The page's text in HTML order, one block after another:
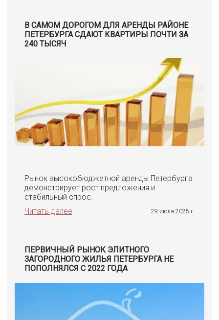
В САМОМ ДОРОГОМ ДЛЯ АРЕНДЫ РАЙОНЕ
ПЕТЕРБУРГА СДАЮТ КВАРТИРЫ ПОЧТИ ЗА
240 ТЫСЯЧ
Рынок высокобюджетной аренды Петербурга
демонстрирует рост предложения и
стабильный спрос.
Читать далее
29 июля 2025 г.
ПЕРВИЧНЫЙ РЫНОК ЭЛИТНОГО
ЗАГОРОДНОГО ЖИЛЬЯ ПЕТЕРБУРГА НЕ
ПОПОЛНЯЛСЯ С 2022 ГОДА